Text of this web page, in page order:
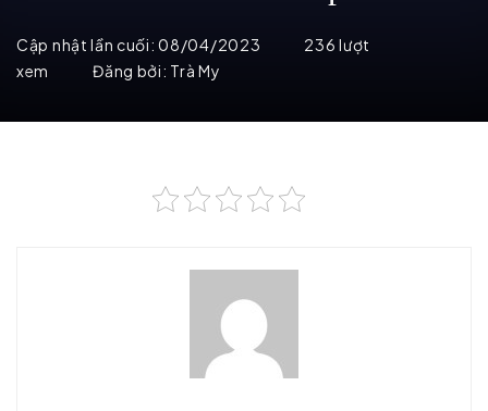
Cập nhật lần cuối:08/04/2023
236 lượt
xem
Đăng bởi: Trà My